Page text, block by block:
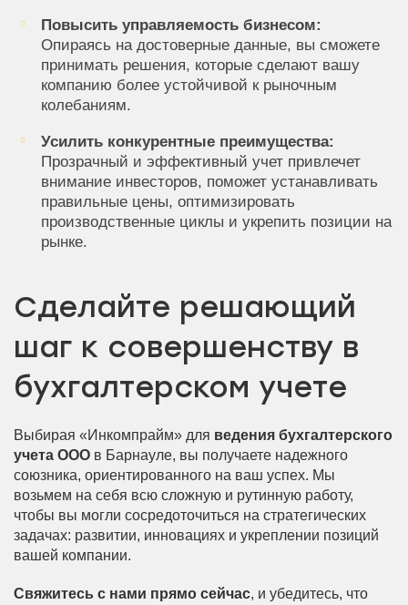
Повысить управляемость бизнесом:
Опираясь на достоверные данные, вы сможете
принимать решения, которые сделают вашу
компанию более устойчивой к рыночным
колебаниям.
Усилить конкурентные преимущества:
Прозрачный и эффективный учет привлечет
внимание инвесторов, поможет устанавливать
правильные цены, оптимизировать
производственные циклы и укрепить позиции на
рынке.
Сделайте решающий
шаг к совершенству в
бухгалтерском учете
Выбирая «Инкомпрайм» для ведения бухгалтерского
учета ООО в Барнауле, вы получаете надежного
союзника, ориентированного на ваш успех. Мы
возьмем на себя всю сложную и рутинную работу,
чтобы вы могли сосредоточиться на стратегических
задачах: развитии, инновациях и укреплении позиций
вашей компании.
Свяжитесь с нами прямо сейчас, и убедитесь, что